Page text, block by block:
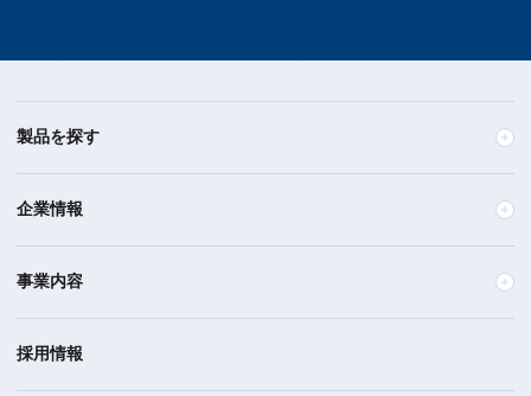
製品を探す
企業情報
事業内容
採用情報